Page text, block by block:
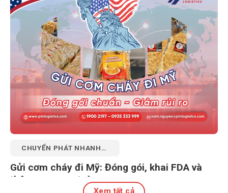
CHUYỂN PHÁT NHANH
Gửi cơm cháy đi Mỹ: Đóng gói, khai FDA và
thông quan an toàn
Xem tất cả